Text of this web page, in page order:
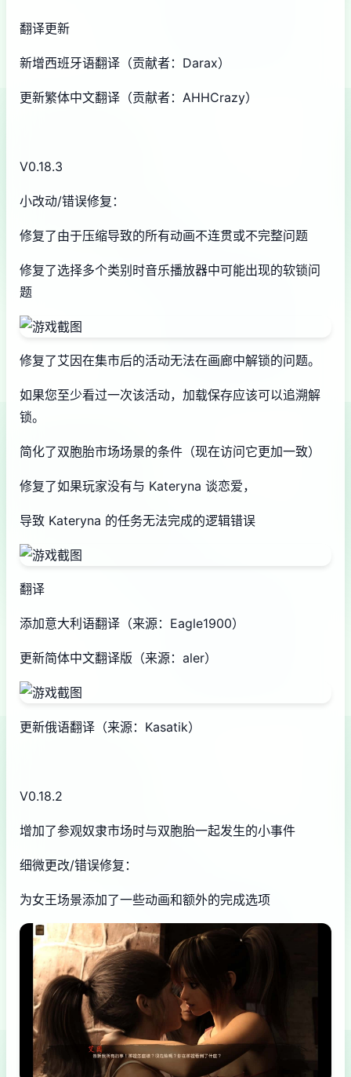
翻译更新
新增西班牙语翻译（贡献者：Darax）
更新繁体中文翻译（贡献者：AHHCrazy）
V0.18.3
小改动/错误修复：
修复了由于压缩导致的所有动画不连贯或不完整问题
修复了选择多个类别时音乐播放器中可能出现的软锁问
题
修复了艾因在集市后的活动无法在画廊中解锁的问题。
如果您至少看过一次该活动，加载保存应该可以追溯解
锁。
简化了双胞胎市场场景的条件（现在访问它更加一致）
修复了如果玩家没有与 Kateryna 谈恋爱，
导致 Kateryna 的任务无法完成的逻辑错误
翻译
添加意大利语翻译（来源：Eagle1900）
更新简体中文翻译版（来源：aler）
更新俄语翻译（来源：Kasatik）
V0.18.2
增加了参观奴隶市场时与双胞胎一起发生的小事件
细微更改/错误修复：
为女王场景添加了一些动画和额外的完成选项